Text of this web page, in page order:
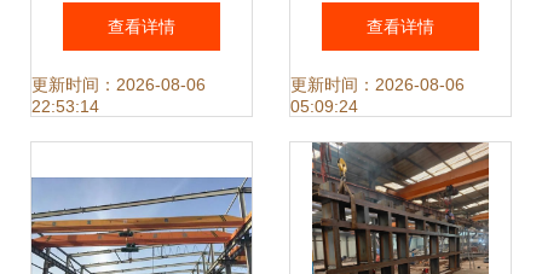
高，钢结构件成“抢
手货”
查看详情
更新时间：2026-08-06
22:53:14
频焊H型钢定制 钢
结构立柱与组件应
用解析
查看详情
更新时间：2026-08-06
05:09:24